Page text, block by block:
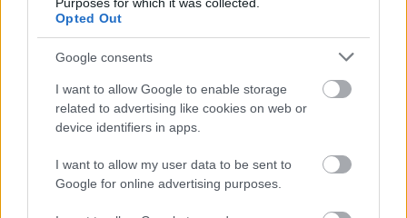
Opted Out
Google consents
I want to allow Google to enable storage
related to advertising like cookies on web or
device identifiers in apps.
I want to allow my user data to be sent to
Google for online advertising purposes.
Πιστοποίηση Υπολογιστών σε 2
μέρες
ειδήσεις.
Βάλε το proson.gr στα αποτελέσματα